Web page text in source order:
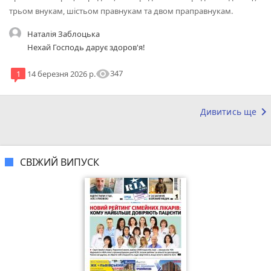
трьом внукам, шістьом правнукам та двом праправнукам.
Наталія Заблоцька
Нехай Господь дарує здоров'я!
1 14 березня 2026 р.visibility347
Дивитись ще keyboard_arrow_right
СВІЖИЙ ВИПУСК